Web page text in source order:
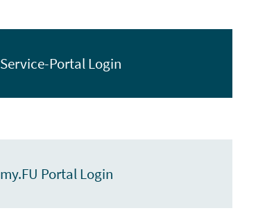
Service-Portal Login
my.FU Portal Login